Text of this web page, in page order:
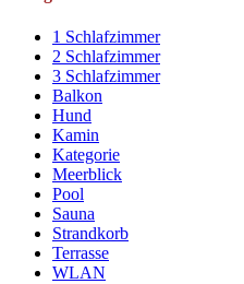
1 Schlafzimmer
2 Schlafzimmer
3 Schlafzimmer
Balkon
Hund
Kamin
Kategorie
Meerblick
Pool
Sauna
Strandkorb
Terrasse
WLAN